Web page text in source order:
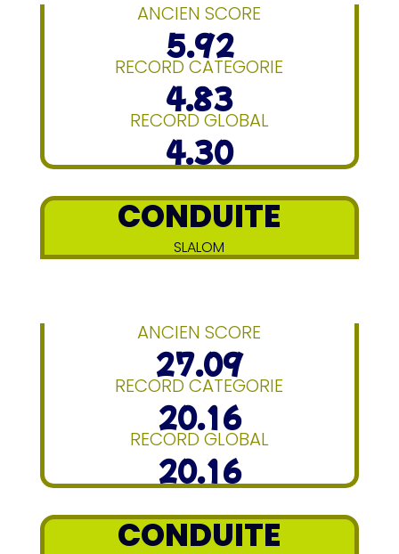
ANCIEN SCORE
5.92
RECORD CATEGORIE
4.83
RECORD GLOBAL
4.30
CONDUITE
SLALOM
ANCIEN SCORE
27.09
RECORD CATEGORIE
20.16
RECORD GLOBAL
20.16
CONDUITE